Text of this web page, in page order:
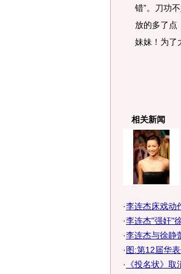
错”。刀功
放的多了点
妹妹！为了
相关新闻
·李连杰床戏动
·李连杰"强奸"
·李连杰与徐静
·图:第12届华
· 《投名状》